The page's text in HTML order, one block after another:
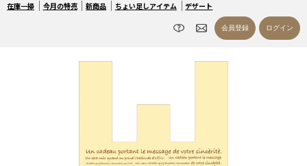
【重要】対象商品に関するお知らせ
在庫一掃 今月の特売 新商品 ちょい足しアイテム デザート
会員登録 ログイン